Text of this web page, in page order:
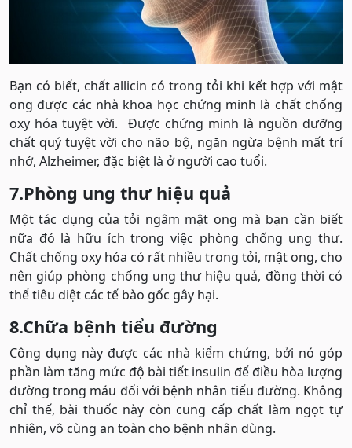
Bạn có biết, chất allicin có trong tỏi khi kết hợp với mật
ong được các nhà khoa học chứng minh là chất chống
oxy hóa tuyệt vời. Được chứng minh là nguồn dưỡng
chất quý tuyệt vời cho não bộ, ngăn ngừa bệnh mất trí
nhớ, Alzheimer, đặc biệt là ở người cao tuổi.
7.Phòng ung thư hiệu quả
Một tác dụng của tỏi ngâm mật ong mà bạn cần biết
nữa đó là hữu ích trong việc phòng chống ung thư.
Chất chống oxy hóa có rất nhiều trong tỏi, mật ong, cho
nên giúp phòng chống ung thư hiệu quả, đồng thời có
thể tiêu diệt các tế bào gốc gây hại.
8.Chữa bệnh tiểu đường
Công dụng này được các nhà kiểm chứng, bởi nó góp
phần làm tăng mức độ bài tiết insulin để điều hòa lượng
đường trong máu đối với bệnh nhân tiểu đường. Không
chỉ thế, bài thuốc này còn cung cấp chất làm ngọt tự
nhiên, vô cùng an toàn cho bệnh nhân dùng.